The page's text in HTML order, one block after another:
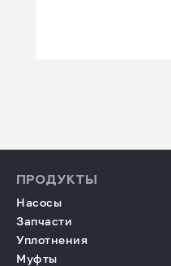
ПРОДУКТЫ
Насосы
Запчасти
Уплотнения
Муфты